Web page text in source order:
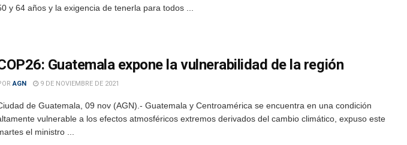
y 64 años y la exigencia de tenerla para todos ...
Guatemala expone la vulnerabilidad de la región
AGN 9 DE NOVIEMBRE DE 2021
de Guatemala, 09 nov (AGN).- Guatemala y Centroamérica se encuentra en una condición
vulnerable a los efectos atmosféricos extremos derivados del cambio climático, expuso este
el ministro ...